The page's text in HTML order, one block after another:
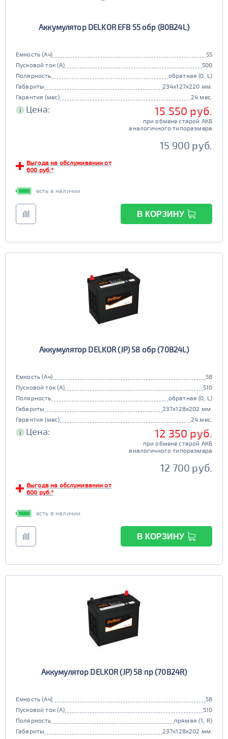
Аккумулятор DELKOR EFB 55 обр (80B24L)
Емкость (Ач)
55
Пусковой ток (А)
500
Полярность
обратная (0, L)
Габариты
234x127x220 мм.
Гарантия (мес)
24 мес.
i Цена: 15 550 руб.
при обмене старой АКБ
аналогичного типоразмера
15 900 руб.
Выгода на обслуживании от
600 руб.*
есть в наличии
В КОРЗИНУ
Аккумулятор DELKOR (JP) 58 обр (70B24L)
Емкость (Ач)
58
Пусковой ток (А)
510
Полярность
обратная (0, L)
Габариты
237x128x202 мм.
Гарантия (мес)
24 мес.
i Цена: 12 350 руб.
при обмене старой АКБ
аналогичного типоразмера
12 700 руб.
Выгода на обслуживании от
600 руб.*
есть в наличии
В КОРЗИНУ
Аккумулятор DELKOR (JP) 58 пр (70B24R)
Емкость (Ач)
58
Пусковой ток (А)
510
Полярность
прямая (1, R)
Габариты
237x128x202 мм.